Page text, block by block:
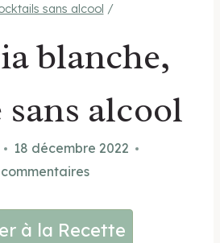
sans alcool /
blanche,
sans alcool
18 décembre 2022
à la Recette